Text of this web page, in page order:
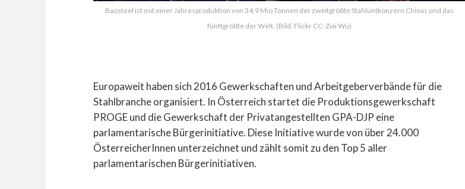
Baosteel ist mit einer Jahresproduktion von 34,9 Mio Tonnen der zweitgrößte Stahluntkonzern Chinas und das
fünftgrößte der Welt. (Bild: Flickr CC: Zixi Wu)
Europaweit haben sich 2016 Gewerkschaften und Arbeitgeberverbände für die
Stahlbranche organisiert. In Österreich startet die Produktionsgewerkschaft
PROGE und die Gewerkschaft der Privatangestellten GPA-DJP eine
parlamentarische Bürgerinitiative. Diese Initiative wurde von über 24.000
ÖsterreicherInnen unterzeichnet und zählt somit zu den Top 5 aller
parlamentarischen Bürgerinitiativen.